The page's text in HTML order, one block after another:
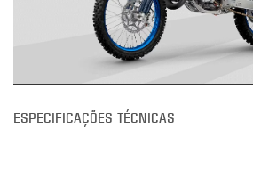
ESPECIFICAÇÕES TÉCNICAS